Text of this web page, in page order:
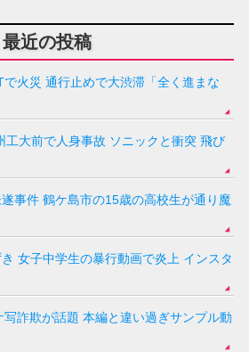
最近の投稿
火災 通行止めで大渋滞「全く進まな
工大前で人身事故 ソニックと衝突 飛び
事件 鶴ケ島市の15歳の高校生が通り魔
女子中学生の暴行動画で炎上 インスタ
詐欺が話題 本編と違い過ぎサンプル動